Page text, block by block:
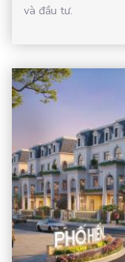
và đầu tư.